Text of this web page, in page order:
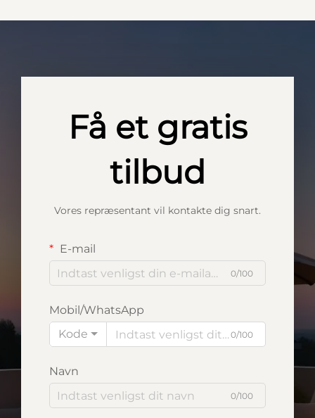
Få et gratis
tilbud
Vores repræsentant vil kontakte dig snart.
E-mail
0/100
Mobil/WhatsApp
Kode
0/100
Navn
0/100